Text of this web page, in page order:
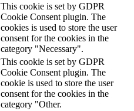
This cookie is set by GDPR
Cookie Consent plugin. The
cookies is used to store the user
consent for the cookies in the
category "Necessary".
This cookie is set by GDPR
Cookie Consent plugin. The
cookie is used to store the user
consent for the cookies in the
category "Other.